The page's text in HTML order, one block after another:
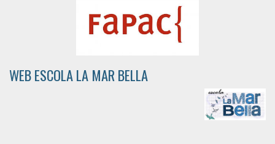
WEB ESCOLA LA MAR BELLA